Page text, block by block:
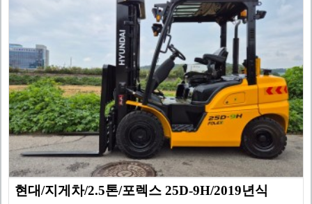
현대/지게차/2.5톤/포렉스 25D-9H/2019년식